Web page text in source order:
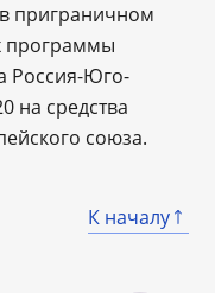
приграничном
программы
Россия-Юго-
на средства
союза.
К началу